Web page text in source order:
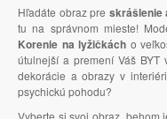
Hľadáte obraz pre skrášlenie
tu na správnom mieste!
Korenie na lyžičkách o
útulnejší a premení Váš BYT
dekorácie a obrazy v
psychickú pohodu?
Vyberte si svoj obraz, behom